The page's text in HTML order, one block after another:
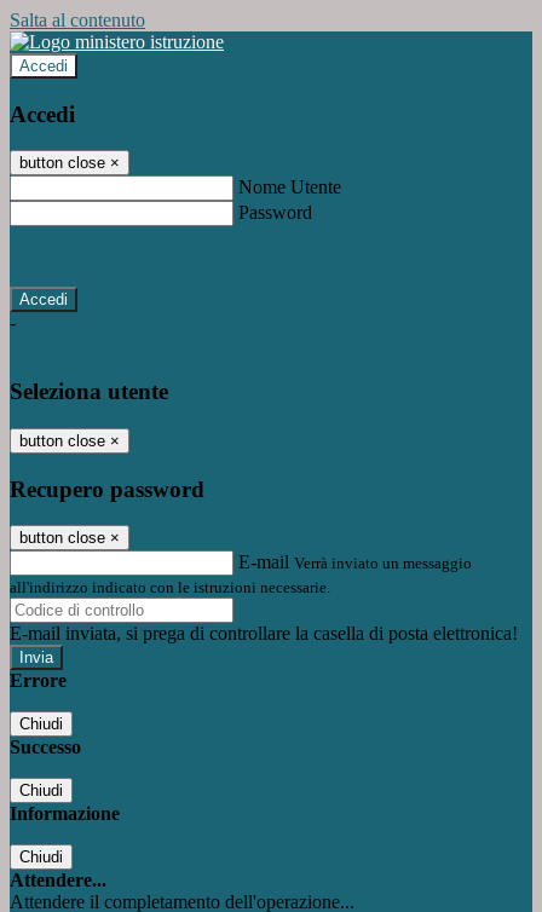
Salta al contenuto
Accedi
Accedi
button close ×
Nome Utente
Password
-
Seleziona utente
button close ×
Recupero password
button close ×
E-mail Verrà inviato un messaggio
all'indirizzo indicato con le istruzioni necessarie.
E-mail inviata, si prega di controllare la casella di posta elettronica!
Errore
Chiudi
Successo
Chiudi
Informazione
Chiudi
Attendere...
Attendere il completamento dell'operazione...